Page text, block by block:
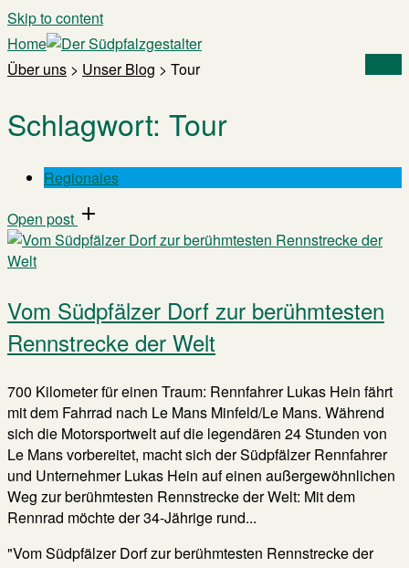
Skip to content
Home
Über uns > Unser Blog > Tour
Schlagwort: Tour
Regionales
Open post
Vom Südpfälzer Dorf zur berühmtesten
Rennstrecke der Welt
700 Kilometer für einen Traum: Rennfahrer Lukas Hein fährt
mit dem Fahrrad nach Le Mans Minfeld/Le Mans. Während
sich die Motorsportwelt auf die legendären 24 Stunden von
Le Mans vorbereitet, macht sich der Südpfälzer Rennfahrer
und Unternehmer Lukas Hein auf einen außergewöhnlichen
Weg zur berühmtesten Rennstrecke der Welt: Mit dem
Rennrad möchte der 34-Jährige rund...
"Vom Südpfälzer Dorf zur berühmtesten Rennstrecke der